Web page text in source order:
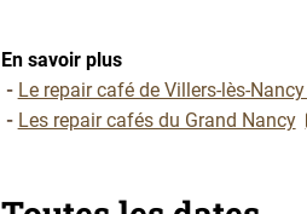
En savoir plus
Le repair café de Villers-lès-
Les repair cafés du Grand Nancy